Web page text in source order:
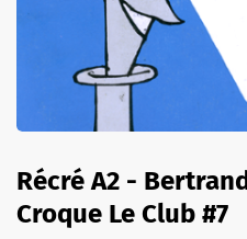
Récré A2 -
Croque Le Club #7